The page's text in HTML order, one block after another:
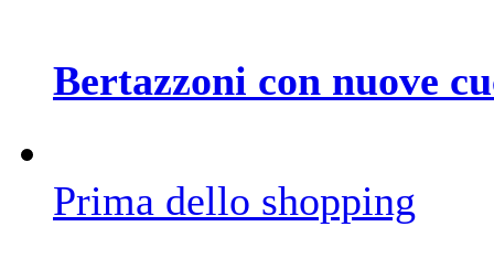
Bertazzoni con nuove
Prima dello shopping